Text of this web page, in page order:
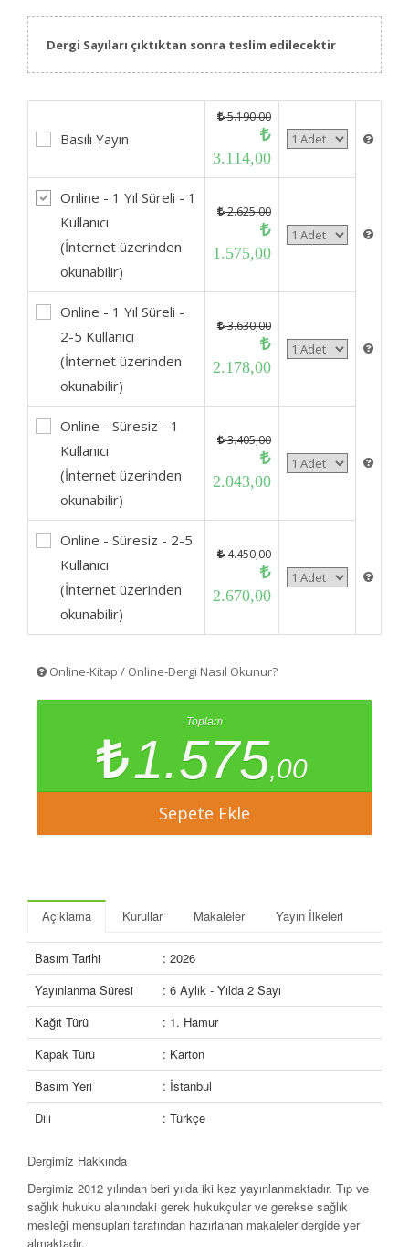
Dergi Sayıları çıktıktan sonra teslim edilecektir
Basılı Yayın
5.190,00
3.114,00
Online - 1 Yıl Süreli - 1
Kullanıcı
(İnternet üzerinden
okunabilir)
2.625,00
1.575,00
Online - 1 Yıl Süreli -
2-5 Kullanıcı
(İnternet üzerinden
okunabilir)
3.630,00
2.178,00
Online - Süresiz - 1
Kullanıcı
(İnternet üzerinden
okunabilir)
3.405,00
2.043,00
Online - Süresiz - 2-5
Kullanıcı
(İnternet üzerinden
okunabilir)
4.450,00
2.670,00
Online-Kitap / Online-Dergi Nasıl Okunur?
Toplam
1.575,00
Açıklama Kurullar Makaleler Yayın İlkeleri
Basım Tarihi
: 2026
Yayınlanma Süresi
: 6 Aylık - Yılda 2 Sayı
Kağıt Türü
: 1. Hamur
Kapak Türü
: Karton
Basım Yeri
: İstanbul
Dili
: Türkçe
Dergimiz Hakkında
Dergimiz 2012 yılından beri yılda iki kez yayınlanmaktadır. Tıp ve
sağlık hukuku alanındaki gerek hukukçular ve gerekse sağlık
mesleği mensupları tarafından hazırlanan makaleler dergide yer
almaktadır.